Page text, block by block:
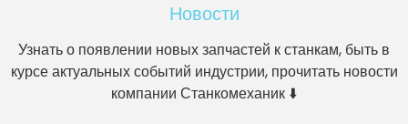
Новости
Узнать о появлении новых запчастей к станкам, быть в
курсе актуальных событий индустрии, прочитать новости
компании Станкомеханик ⬇️